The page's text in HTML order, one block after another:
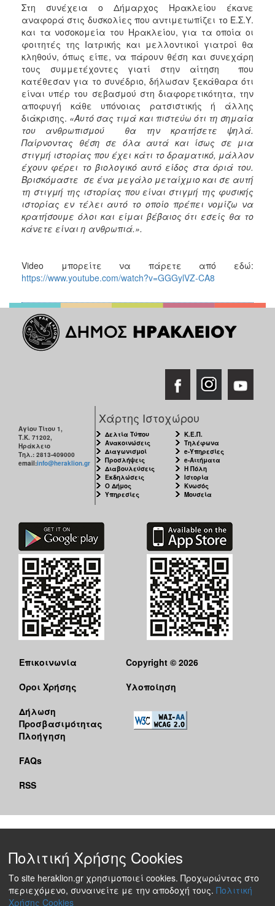
Στη συνέχεια ο Δήμαρχος Ηρακλείου έκανε
αναφορά στις δυσκολίες που αντιμετωπίζει το Ε.Σ.Υ.
και τα νοσοκομεία του Ηρακλείου, για τα οποία οι
φοιτητές της Ιατρικής και μελλοντικοί γιατροί θα
κληθούν, όπως είπε, να πάρουν θέση και συνεχάρη
τους συμμετέχοντες γιατί στην αίτηση που
κατέθεσαν για το συνέδριο, δήλωσαν ξεκάθαρα ότι
είναι υπέρ του σεβασμού στη διαφορετικότητα, την
αποφυγή κάθε υπόνοιας ρατσιστικής ή άλλης
διάκρισης. «Αυτό σας τιμά και πιστεύω ότι τη σημαία
του ανθρωπισμού θα την κρατήσετε ψηλά.
Παίρνοντας θέση σε όλα αυτά και ίσως σε μια
στιγμή ιστορίας που έχει κάτι το δραματικό, μάλλον
έχουν φέρει το βιολογικό αυτό είδος στα όριά του.
Βρισκόμαστε σε ένα μεγάλο μεταίχμιο και σε αυτή
τη στιγμή της ιστορίας που είναι στιγμή της φυσικής
ιστορίας εν τέλει αυτό το οποίο πρέπει νομίζω να
κρατήσουμε όλοι και είμαι βέβαιος ότι εσείς θα το
κάνετε είναι η ανθρωπιά.».
Video μπορείτε να πάρετε από εδώ:
https://www.youtube.com/watch?v=GGGylVZ-CA8
Αγίου Τίτου 1,
Τ.Κ. 71202,
Ηράκλειο
Τηλ.: 2813-409000
email:info@heraklion.gr
Χάρτης Ιστοχώρου
Δελτία Τύπου
Ανακοινώσεις
Διαγωνισμοί
Προσλήψεις
Διαβουλεύσεις
Εκδηλώσεις
Ο Δήμος
Υπηρεσίες
Κ.Ε.Π.
Τηλέφωνα
e-Υπηρεσίες
e-Αιτήματα
Η Πόλη
Ιστορία
Κνωσός
Μουσεία
Επικοινωνία
Όροι Χρήσης
Δήλωση
Προσβασιμότητας
Πλοήγηση
FAQs
RSS
Copyright © 2026
Υλοποίηση
Πολιτική Χρήσης Cookies
Το site heraklion.gr χρησιμοποιεί cookies. Προχωρώντας στο
περιεχόμενο, συναινείτε με την αποδοχή τους. Πολιτική
Χρήσης Cookies